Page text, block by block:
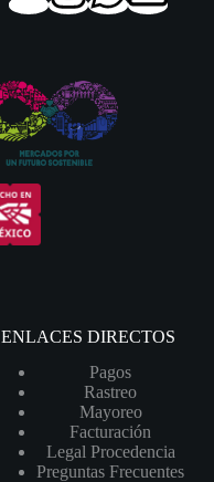
ENLACES DIRECTOS
Pagos
Rastreo
Mayoreo
Facturación
Legal Procedencia
Preguntas Frecuentes